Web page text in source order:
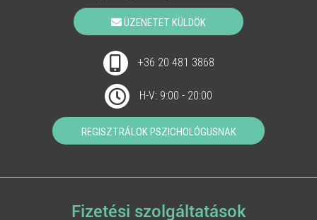
ÜZENETET KÜLDÖK
+36 20 481 3868
H-V: 9:00 - 20:00
REGISZTRÁLOK PSZICHOLÓGUSNAK
Fizetési szolgáltatások